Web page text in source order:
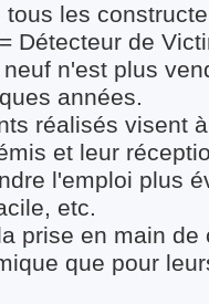
les
Détecteur de
n'est plus
années.
réalisés visent
et leur
l'emploi plus
etc.
prise en main de
que pour